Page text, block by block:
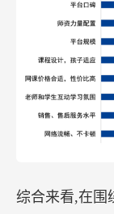
综合来看,在围